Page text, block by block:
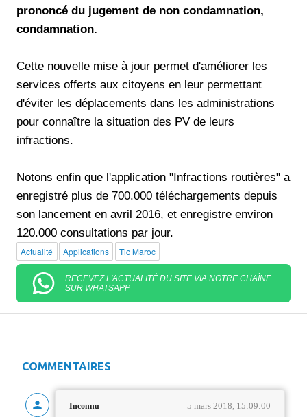
prononcé du jugement de non condamnation,
condamnation.
Cette nouvelle mise à jour permet d'améliorer les
services offerts aux citoyens en leur permettant
d'éviter les déplacements dans les administrations
pour connaître la situation des PV de leurs
infractions.
Notons enfin que l'application "Infractions routières" a
enregistré plus de 700.000 téléchargements depuis
son lancement en avril 2016, et enregistre environ
120.000 consultations par jour.
Actualité Applications Tic Maroc
RECEVEZ L'ACTUALITÉ DU SITE VIA NOTRE CHAÎNE
SUR WHATSAPP
COMMENTAIRES
Inconnu 5 mars 2018, 15:09:00